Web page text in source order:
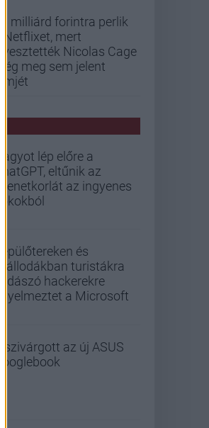
33 milliárd forintra perlik
a Netflixet, mert
elvesztették Nicolas Cage
még meg sem jelent
filmjét
Nagyot lép előre a
ChatGPT, eltűnik az
üzenetkorlát az ingyenes
fiókokból
Repülőtereken és
szállodákban turistákra
vadászó hackerekre
figyelmeztet a Microsoft
Kiszivárgott az új ASUS
Googlebook